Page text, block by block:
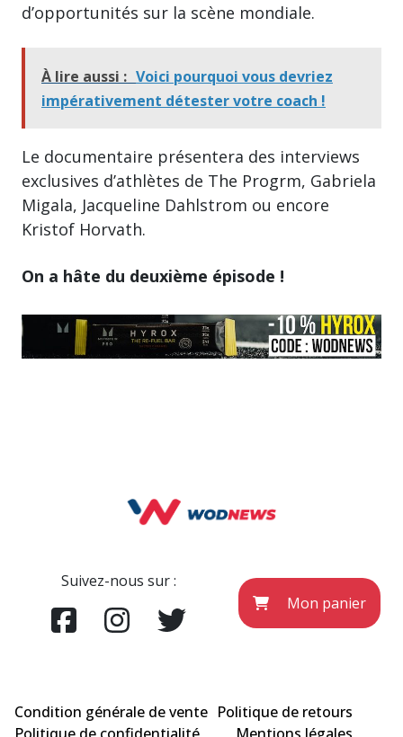
d’opportunités sur la scène mondiale.
À lire aussi : Voici pourquoi vous devriez
impérativement détester votre coach !
Le documentaire présentera des interviews
exclusives d’athlètes de The Progrm, Gabriela
Migala, Jacqueline Dahlstrom ou encore
Kristof Horvath.
On a hâte du deuxième épisode !
Suivez-nous sur :
Mon panier
Condition générale de vente Politique de retours